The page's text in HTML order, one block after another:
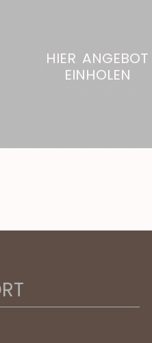
HIER ANGEBOT
EINHOLEN